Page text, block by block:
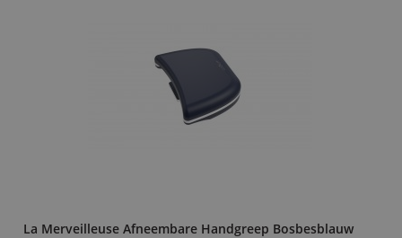
La Merveilleuse Afneembare Handgreep Bosbesblauw